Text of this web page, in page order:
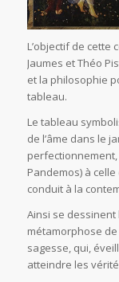
L’objectif de
Jaumes et Théo
et la philosophie
tableau.
Le tableau
de l’âme dans le
perfectionnement,
Pandemos) à
conduit à la
Ainsi se
métamorphose de
sagesse, qui,
atteindre les